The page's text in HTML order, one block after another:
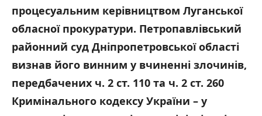
процесуальним керівництвом Луганської
обласної прокуратури. Петропавлівський
районний суд Дніпропетровської області
визнав його винним у вчиненні злочинів,
передбачених ч. 2 ст. 110 та ч. 2 ст. 260
Кримінального кодексу України – у